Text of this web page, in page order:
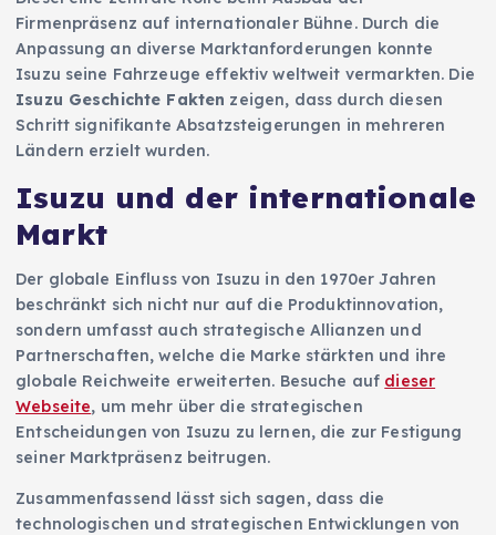
Firmenpräsenz auf internationaler Bühne. Durch die
Anpassung an diverse Marktanforderungen konnte
Isuzu seine Fahrzeuge effektiv weltweit vermarkten. Die
Isuzu Geschichte Fakten zeigen, dass durch diesen
Schritt signifikante Absatzsteigerungen in mehreren
Ländern erzielt wurden.
Isuzu und der internationale
Markt
Der globale Einfluss von Isuzu in den 1970er Jahren
beschränkt sich nicht nur auf die Produktinnovation,
sondern umfasst auch strategische Allianzen und
Partnerschaften, welche die Marke stärkten und ihre
globale Reichweite erweiterten. Besuche auf dieser
Webseite, um mehr über die strategischen
Entscheidungen von Isuzu zu lernen, die zur Festigung
seiner Marktpräsenz beitrugen.
Zusammenfassend lässt sich sagen, dass die
technologischen und strategischen Entwicklungen von